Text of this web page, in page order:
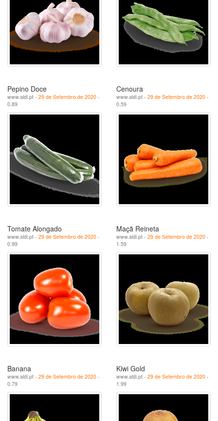
Pepino Doce
www.aldi.pt - 29 de Setembro de 2020 -
0.89
Cenoura
www.aldi.pt - 29 de Setembro de 2020 -
0.59
Tomate Alongado
www.aldi.pt - 29 de Setembro de 2020 -
0.99
Maçã Reineta
www.aldi.pt - 29 de Setembro de 2020 -
1.59
Banana
www.aldi.pt - 29 de Setembro de 2020 -
0.79
Kiwi Gold
www.aldi.pt - 29 de Setembro de 2020 -
1.99